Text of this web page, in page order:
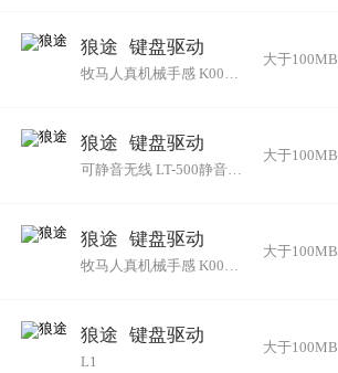
狼途 键盘驱动
大于100MB
狼途 键盘驱动
可静音无线 LT-500静音经典黑
大于100MB
狼途 键盘驱动
大于100MB
狼途 键盘驱动
L1
大于100MB